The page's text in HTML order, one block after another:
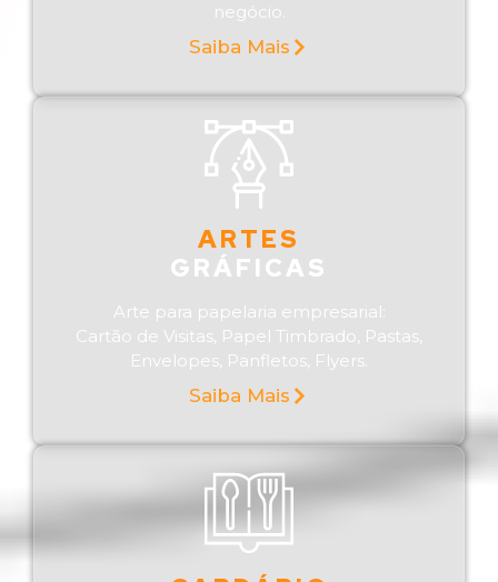
negócio.
Saiba Mais
ARTES
GRÁFICAS
Arte para papelaria empresarial:
Cartão de Visitas, Papel Timbrado, Pastas,
Envelopes, Panfletos, Flyers.
Saiba Mais